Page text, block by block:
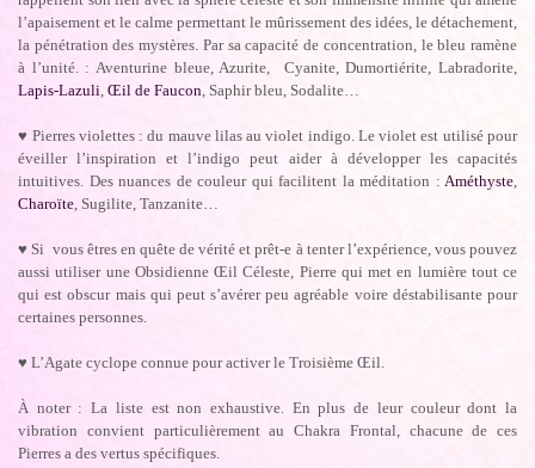
l’apaisement et le calme permettant le mûrissement des idées, le détachement,
la pénétration des mystères. Par sa capacité de concentration, le bleu ramène
à l’unité. : Aventurine bleue, Azurite, Cyanite, Dumortiérite, Labradorite,
Lapis-Lazuli Œil de Faucon , Saphir bleu, Sodalite…
♥ Pierres violettes : du mauve lilas au violet indigo. Le violet est utilisé pour
éveiller l’inspiration et l’indigo peut aider à développer les capacités
intuitives. Des nuances de couleur qui facilitent la méditation : Améthyste
Charoïte , Sugilite, Tanzanite…
♥Si vous êtres en quête de vérité et prêt-e à tenter l’expérience, vous pouvez
aussi utiliser une Obsidienne Œil Céleste, Pierre qui met en lumière tout ce
qui est obscur mais qui peut s’avérer peu agréable voire déstabilisante pour
certaines personnes.
♥ L’Agate cyclope connue pour activer le Troisième Œil.
À noter : La liste est non exhaustive. En plus de leur couleur dont la
vibration convient particulièrement au Chakra Frontal, chacune de ces
Pierres a des vertus spécifiques.